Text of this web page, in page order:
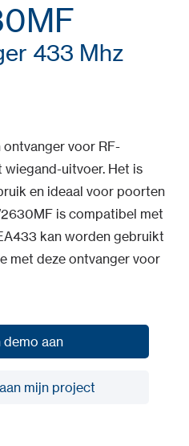
433 Mhz
ontvanger voor RF-
uitvoer. Het is
en ideaal voor poorten
is compatibel met
kan worden gebruikt
met deze ontvanger voor
demo aan
mijn project